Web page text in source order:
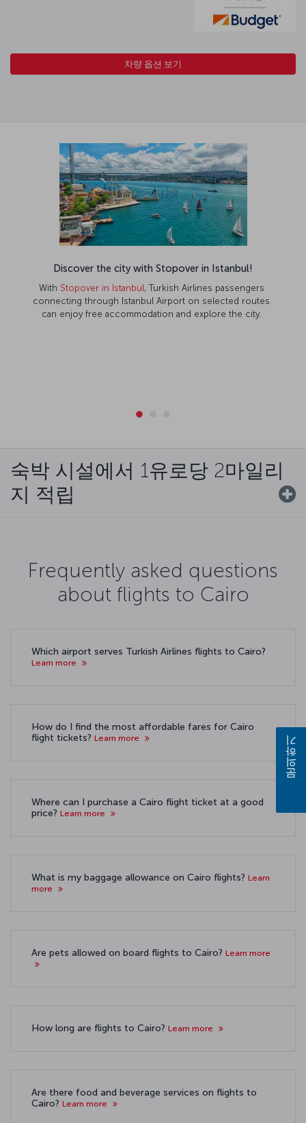
차량 옵션 보기
Discover the city with Stopover in Istanbul!
With Stopover in Istanbul, Turkish Airlines passengers
connecting through Istanbul Airport on selected routes
can enjoy free accommodation and explore the city.
숙박 시설에서 1유로당 2마일리
지 적립
Frequently asked questions
about flights to Cairo
Which airport serves Turkish Airlines flights to Cairo?
Learn more
How do I find the most affordable fares for Cairo
flight tickets? Learn more
Where can I purchase a Cairo flight ticket at a good
price? Learn more
What is my baggage allowance on Cairo flights? Learn
more
Are pets allowed on board flights to Cairo? Learn more
How long are flights to Cairo? Learn more
Are there food and beverage services on flights to
Cairo? Learn more
문의하기